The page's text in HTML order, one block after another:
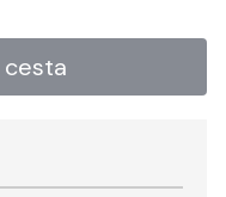
cesta